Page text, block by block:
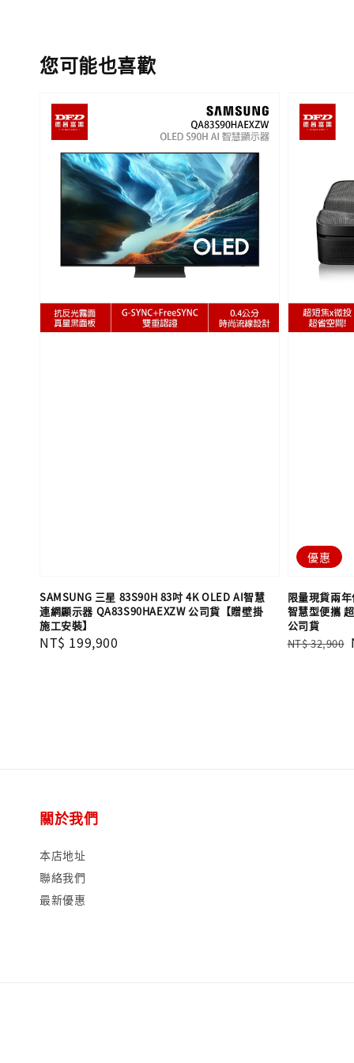
您可能也喜歡
SAMSUNG 三星 83S90H 83吋 4K OLED AI智慧
連網顯示器 QA83S90HAEXZW 公司貨【贈壁掛
施工安裝】
Regular
NT$ 199,900
優惠
限量現貨兩
智慧型便攜
公司貨
Regular
NT$ 32,900
關於我們
本店地址
聯絡我們
最新優惠